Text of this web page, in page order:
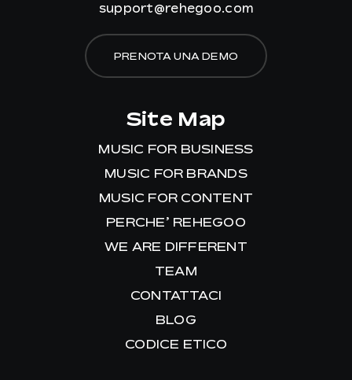
support@rehegoo.com
PRENOTA UNA DEMO
Site Map
MUSIC FOR BUSINESS
MUSIC FOR BRANDS
MUSIC FOR CONTENT
PERCHE’ REHEGOO
WE ARE DIFFERENT
TEAM
CONTATTACI
BLOG
CODICE ETICO